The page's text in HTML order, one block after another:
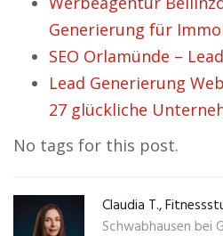
Generierung für
SEO Orlamünde –
Lead Generierung
27 glückliche
No tags for this post.
Claudia T.,
Schwabhausen bei